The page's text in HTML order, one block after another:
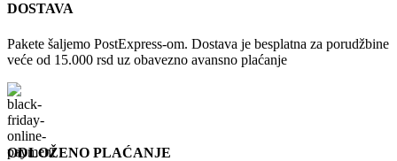
DOSTAVA
Pakete šaljemo PostExpress-om. Dostava je besplatna za porudžbine
veće od 15.000 rsd uz obavezno avansno plaćanje
ODLOŽENO PLAĆANJE